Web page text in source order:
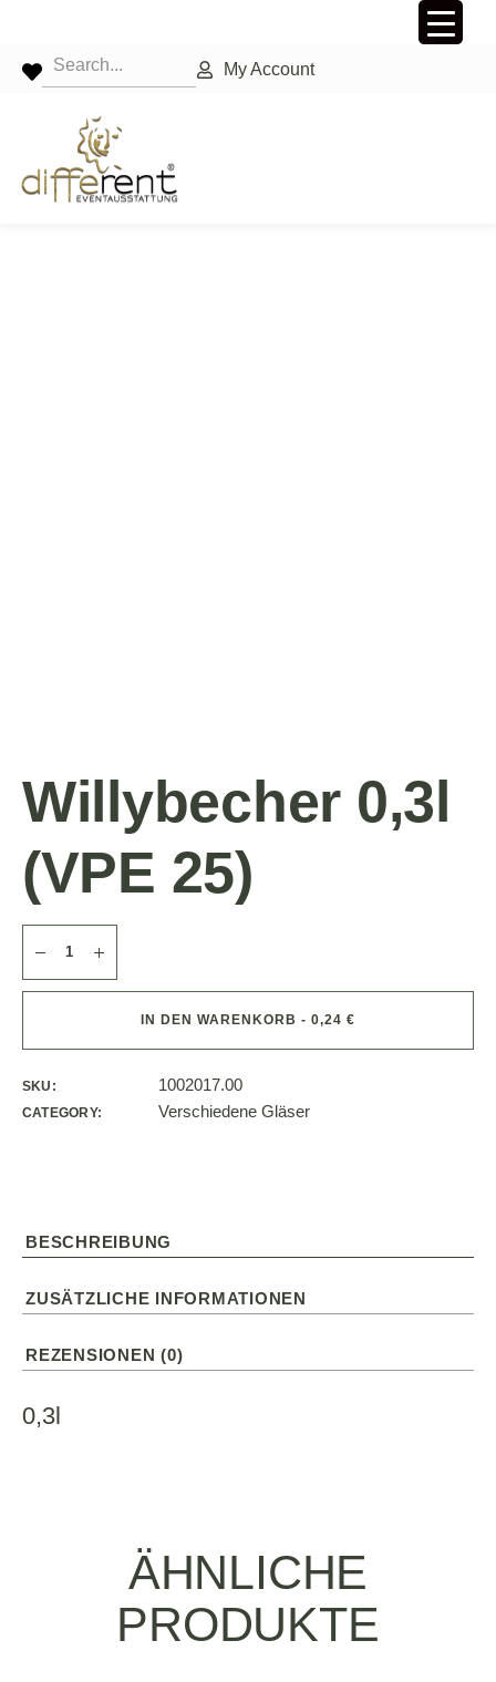
My Account
Willybecher 0,3l
(VPE 25)
IN DEN WARENKORB - 0,24 €
SKU: 1002017.00
CATEGORY: Verschiedene Gläser
BESCHREIBUNG
ZUSÄTZLICHE INFORMATIONEN
REZENSIONEN (0)
0,3l
ÄHNLICHE
PRODUKTE